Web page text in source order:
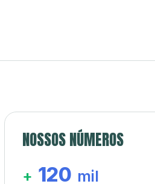
NOSSOS NÚMEROS
+ 120 mil